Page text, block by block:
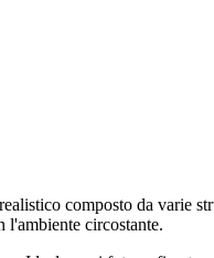
composto da
l'ambiente circostante.